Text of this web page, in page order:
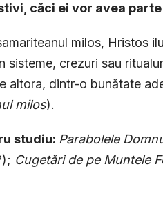
căci ei vor avea
milos, Hristos
sisteme, crezuri sau
altora, dintr-o bunătate
milos).
studiu: Parabolele
Cugetări de pe Muntele